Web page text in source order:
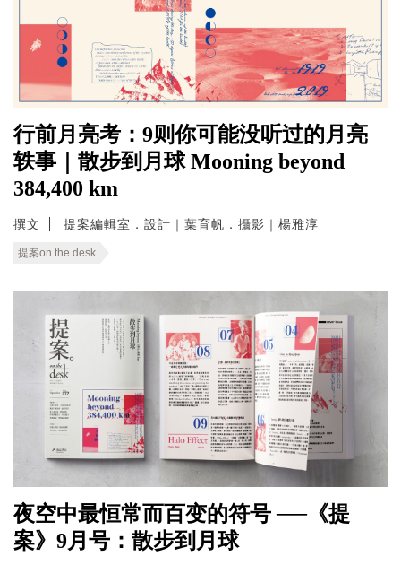
行前月亮考：9则你可能没听过的月亮
轶事｜散步到月球 Mooning beyond
384,400 km
撰文 提案編輯室．設計｜葉育帆．攝影｜楊雅淳
提案on the desk
夜空中最恒常而百变的符号 ──《提
案》9月号：散步到月球